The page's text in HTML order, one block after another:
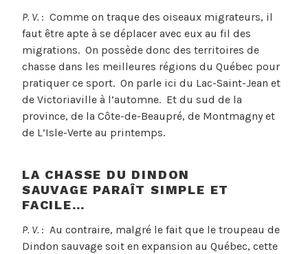
P. V. : Comme on traque des oiseaux migrateurs, il
faut être apte à se déplacer avec eux au fil des
migrations. On possède donc des territoires de
chasse dans les meilleures régions du Québec pour
pratiquer ce sport. On parle ici du Lac-Saint-Jean et
de Victoriaville à l’automne. Et du sud de la
province, de la Côte-de-Beaupré, de Montmagny et
de L’Isle-Verte au printemps.
LA CHASSE DU DINDON
SAUVAGE PARAÎT SIMPLE ET
FACILE…
P. V. : Au contraire, malgré le fait que le troupeau de
Dindon sauvage soit en expansion au Québec, cette